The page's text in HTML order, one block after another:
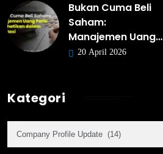
Bukan Cuma Beli
Saham:
Manajemen Uang…
20 April 2026
Kategori